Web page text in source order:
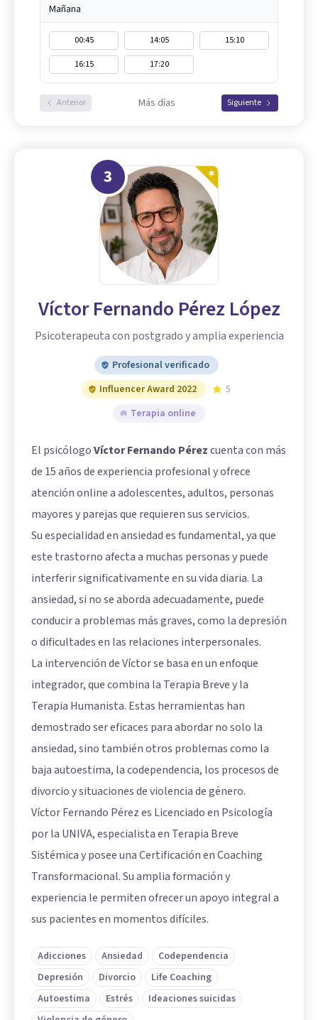
Mañana
00:45 14:05
15:10
16:15
17:20
Anterior Más días Siguiente
3
Víctor Fernando Pérez López
Psicoterapeuta con postgrado y amplia experiencia
Profesional verificado
Influencer Award 2022
5
Terapia online
El psicólogoVíctor Fernando Pérezcuenta con más
de 15 años de experiencia profesional y ofrece
atención online a adolescentes, adultos, personas
mayores y parejas que requieren sus servicios.
Su especialidad en ansiedad es fundamental, ya que
este trastorno afecta a muchas personas y puede
interferir significativamente en su vida diaria. La
ansiedad, si no se aborda adecuadamente, puede
conducir a problemas más graves, como la depresión
o dificultades en las relaciones interpersonales.
La intervención de Víctor se basa en un enfoque
integrador, que combina la Terapia Breve y la
Terapia Humanista. Estas herramientas han
demostrado ser eficaces para abordar no solo la
ansiedad, sino también otros problemas como la
baja autoestima, la codependencia, los procesos de
divorcio y situaciones de violencia de género.
Víctor Fernando Pérez es Licenciado en Psicología
por la UNIVA, especialista en Terapia Breve
Sistémica y posee una Certificación en Coaching
Transformacional. Su amplia formación y
experiencia le permiten ofrecer un apoyo integral a
sus pacientes en momentos difíciles.
Adicciones Ansiedad
Codependencia
Depresión
Divorcio
Life Coaching
Autoestima
Estrés
Ideaciones suicidas